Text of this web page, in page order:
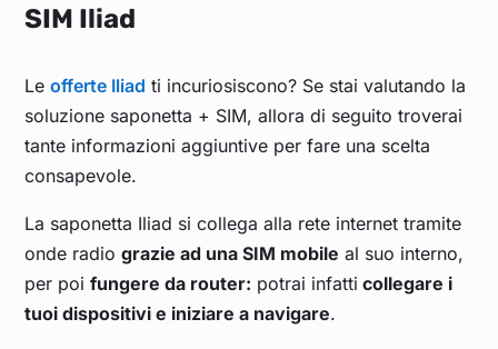
SIM Iliad
Leofferte Iliad ti incuriosiscono? Se stai valutando la
soluzione saponetta + SIM, allora di seguito troverai
tante informazioni aggiuntive per fare una scelta
consapevole.
La saponetta Iliad si collega alla rete internet tramite
onde radiograzie ad una SIM mobile al suo interno,
per poifungere da router: potrai infatti collegare i
tuoi dispositivi e iniziare a navigare.